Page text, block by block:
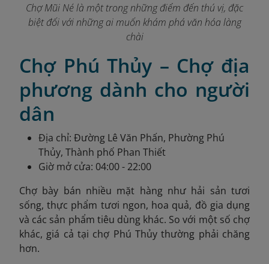
Chợ Mũi Né là một trong những điểm đến thú vị, đặc
biệt đối với những ai muốn khám phá văn hóa làng
chài
Chợ Phú Thủy – Chợ địa
phương dành cho người
dân
Địa chỉ: Đường Lê Văn Phấn, Phường Phú
Thủy, Thành phố Phan Thiết
Giờ mở cửa: 04:00 - 22:00
Chợ bày bán nhiều mặt hàng như hải sản tươi
sống, thực phẩm tươi ngon, hoa quả, đồ gia dụng
và các sản phẩm tiêu dùng khác.​ So với một số chợ
khác, giá cả tại chợ Phú Thủy thường phải chăng
hơn.